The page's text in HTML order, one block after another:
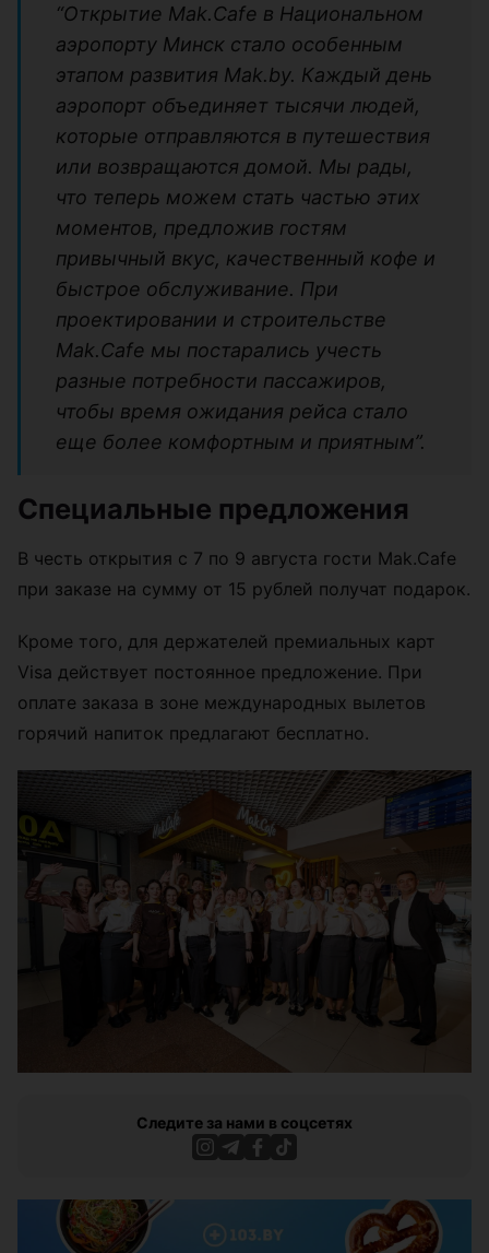
“Открытие Mak.Cafe в Национальном
аэропорту Минск стало особенным
этапом развития Mak.by. Каждый день
аэропорт объединяет тысячи людей,
которые отправляются в путешествия
или возвращаются домой. Мы рады,
что теперь можем стать частью этих
моментов, предложив гостям
привычный вкус, качественный кофе и
быстрое обслуживание. При
проектировании и строительстве
Mak.Cafe мы постарались учесть
разные потребности пассажиров,
чтобы время ожидания рейса стало
еще более комфортным и приятным”.
Специальные предложения
В честь открытия с 7 по 9 августа гости Mak.Cafe
при заказе на сумму от 15 рублей получат подарок.
Кроме того, для держателей премиальных карт
Visa действует постоянное предложение. При
оплате заказа в зоне международных вылетов
горячий напиток предлагают бесплатно.
Следите за нами в соцсетях